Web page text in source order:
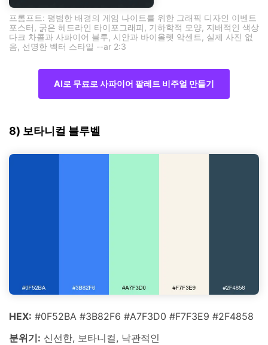
프롬프트: 평범한 배경의 게임 나이트를 위한 그래픽 디자인 이벤트
포스터, 굵은 헤드라인 타이포그래피, 기하학적 모양, 지배적인 색상
다크 차콜과 사파이어 블루, 시안과 바이올렛 악센트, 실제 사진 없
음, 선명한 벡터 스타일 --ar 2:3
AI로 무료로 사파이어 팔레트 비주얼 만들기
8) 보타니컬 블루벨
HEX: #0F52BA #3B82F6 #A7F3D0 #F7F3E9 #2F4858
분위기: 신선한, 보타니컬, 낙관적인